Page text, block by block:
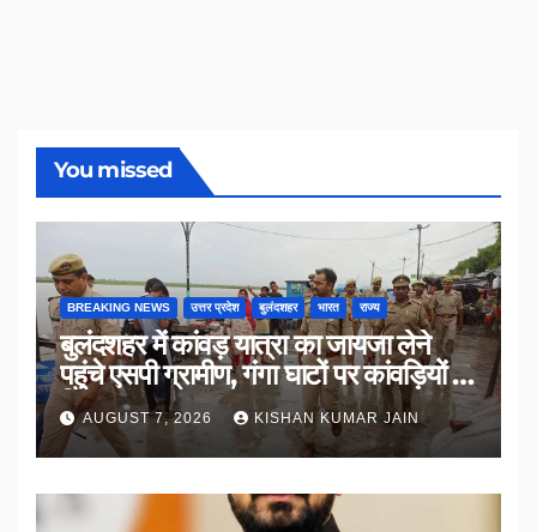
You missed
BREAKING NEWS उत्तर प्रदेश बुलंदशहर भारत राज्य
बुलंदशहर में कांवड़ यात्रा का जायजा लेने
पहुंचे एसपी ग्रामीण, गंगा घाटों पर कांवड़ियों से
किया संवाद
AUGUST 7, 2026 KISHAN KUMAR JAIN